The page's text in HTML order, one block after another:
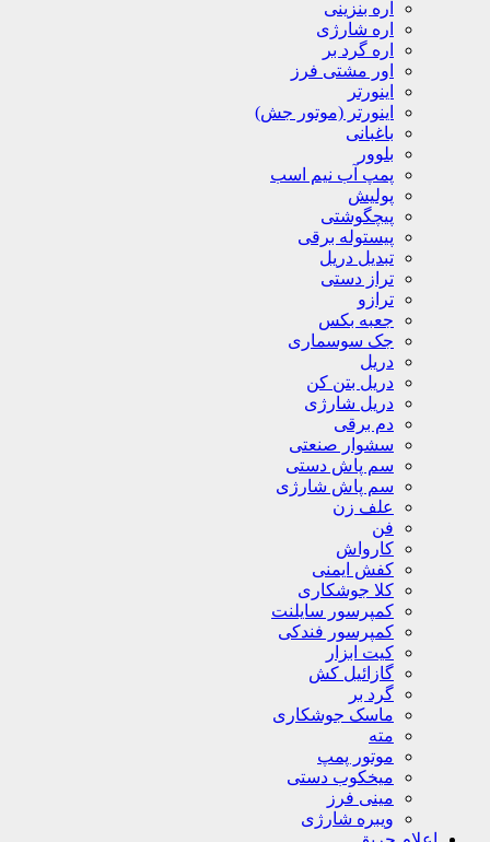
اره بنزینی
اره شارژی
اره گرد بر
اور مشتی فرز
اینورتر
اینورتر (موتور جش)
باغبانی
بلوور
پمپ آب نیم اسب
پولیش
پیچگوشتی
پیستوله برقی
تبدیل دریل
تراز دستی
ترازو
جعبه بکس
جک سوسماری
دریل
دریل بتن کن
دریل شارژی
دم برقی
سشوار صنعتی
سم پاش دستی
سم پاش شارژی
علف زن
فن
کارواش
کفش ایمنی
کلا جوشکاری
کمپرسور سایلنت
کمپرسور فندکی
کیت ابزار
گازائیل کش
گرد بر
ماسک جوشکاری
مته
موتور پمپ
میخکوب دستی
مینی فرز
ویبره شارژی